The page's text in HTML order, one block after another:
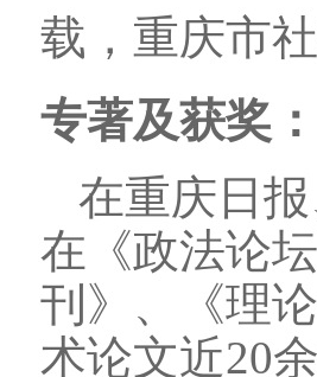
载，重庆市
专著及获奖：
在重庆日
在《政法论
刊》、《理
术论文近20